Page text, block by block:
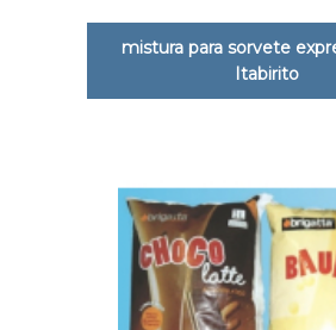
mistura para sorvete
Itabirito